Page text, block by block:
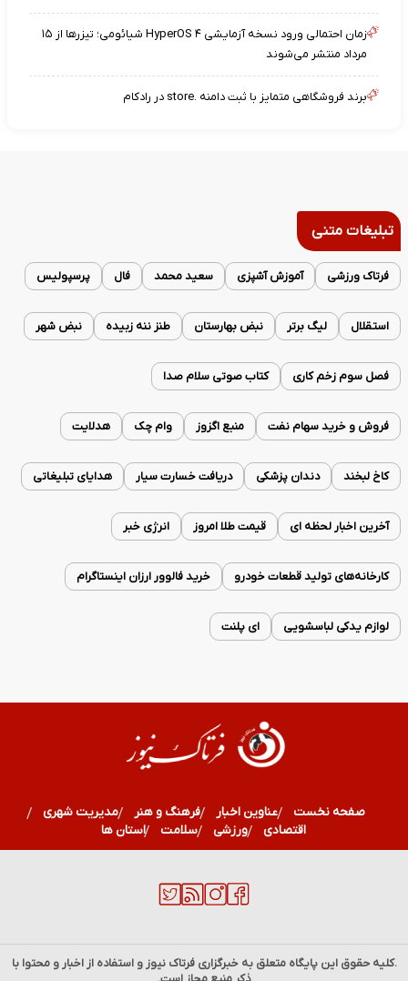
زمان احتمالی ورود نسخه آزمایشی HyperOS ۴ شیائومی؛ تیزرها از ۱۵
مرداد منتشر می‌شوند
برند فروشگاهی متمایز با ثبت دامنه .store در رادکام
تبلیغات متنی
فرتاک ورزشی آموزش آشپزی سعید محمد فال پرسپولیس
استقلال لیگ برتر نبض بهارستان طنز ننه زبیده نبض شهر
فصل سوم زخم کاری کتاب صوتی سلام صدا
فروش و خرید سهام نفت منبع اگزوز وام چک هدلایت
کاخ لبخند دندان پزشکی دریافت خسارت سیار هدایای تبلیغاتی
آخرین اخبار لحظه ای قیمت طلا امروز انرژی خبر
کارخانه‌های تولید قطعات خودرو خرید فالوور ارزان اینستاگرام
لوازم یدکی لباسشویی ای پلنت
صفحه نخست عناوین اخبار فرهنگ و هنر
مدیریت شهری
اقتصادی
ورزشی سلامت استان ها
.کلیه حقوق این پایگاه متعلق به خبرگزاریفرتاک نیوز و استفاده از اخبار و محتوا با